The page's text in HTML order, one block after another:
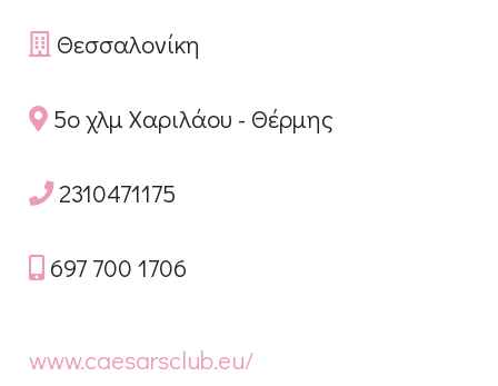
Θεσσαλονίκη
5ο χλμ Χαριλάου - Θέρμης
2310471175
697 700 1706
www.caesarsclub.eu/